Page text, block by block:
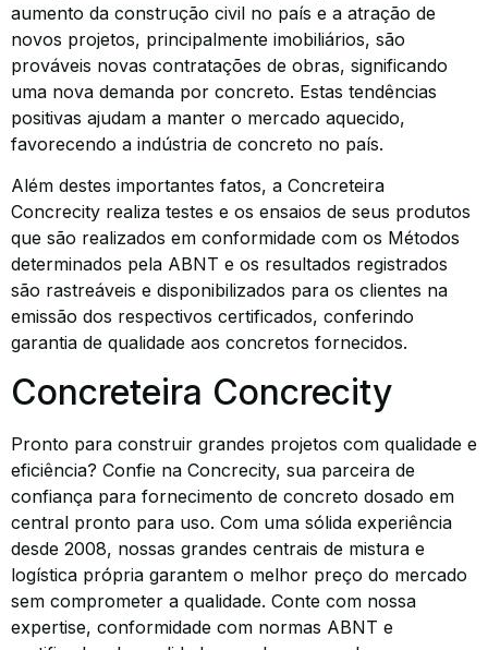
aumento da construção civil no país e a atração de
novos projetos, principalmente imobiliários, são
prováveis novas contratações de obras, significando
uma nova demanda por concreto. Estas tendências
positivas ajudam a manter o mercado aquecido,
favorecendo a indústria de concreto no país.
Além destes importantes fatos, a Concreteira
Concrecity realiza testes e os ensaios de seus produtos
que são realizados em conformidade com os Métodos
determinados pela ABNT e os resultados registrados
são rastreáveis e disponibilizados para os clientes na
emissão dos respectivos certificados, conferindo
garantia de qualidade aos concretos fornecidos.
Concreteira Concrecity
Pronto para construir grandes projetos com qualidade e
eficiência? Confie na Concrecity, sua parceira de
confiança para fornecimento de concreto dosado em
central pronto para uso. Com uma sólida experiência
desde 2008, nossas grandes centrais de mistura e
logística própria garantem o melhor preço do mercado
sem comprometer a qualidade. Conte com nossa
expertise, conformidade com normas ABNT e